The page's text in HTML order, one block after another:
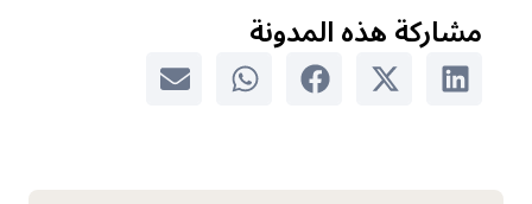
مشاركة هذه المدونة